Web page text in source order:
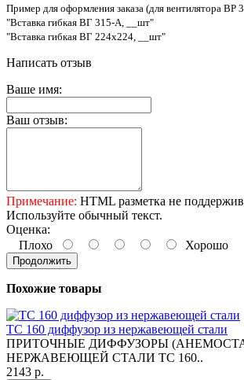
Пример для оформления заказа (для вентилятора ВР
"Вставка гибкая ВГ 315-А, __шт"
"Вставка гибкая ВГ 224x224, __шт"
Написать отзыв
Ваше имя:
Ваш отзыв:
Примечание: HTML разметка не
Используйте обычный текст.
Оценка:
Плохо
Хорошо
Продолжить
Похожие товары
TC 160 диффузор из нержавеющей стали
ПРИТОЧНЫЕ ДИФФУЗОРЫ
НЕРЖАВЕЮЩЕЙ СТАЛИ ТС 160..
2143 р.